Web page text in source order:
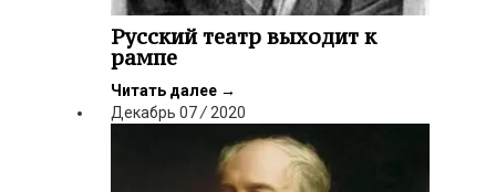
Русский театр выходит к
рампе
Читать далее →
Декабрь 07/2020